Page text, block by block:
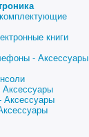
книги
- Аксессуары
Аксессуары
Аксессуары